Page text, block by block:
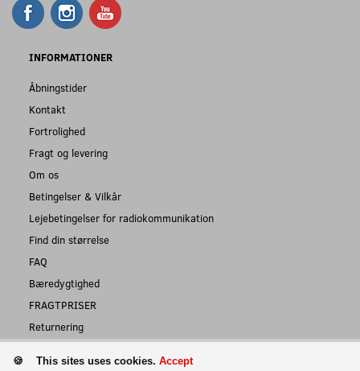
INFORMATIONER
Åbningstider
Kontakt
Fortrolighed
Fragt og levering
Om os
Betingelser & Vilkår
Lejebetingelser for radiokommunikation
Find din størrelse
FAQ
Bæredygtighed
FRAGTPRISER
Returnering
This sites uses cookies. Accept